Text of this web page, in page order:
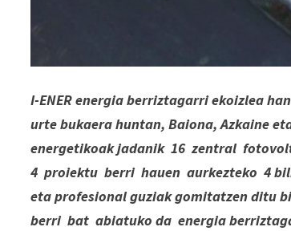
I-ENER energia berriztagarri ekoizlea
urte bukaera huntan, Baiona, Azkaine
energetikoak jadanik 16 zentral
4 proiektu berri hauen aurkezteko 4
eta profesional guziak gomitatzen
berri bat abiatuko da energia